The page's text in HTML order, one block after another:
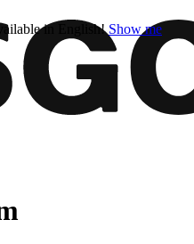
in English! Show me